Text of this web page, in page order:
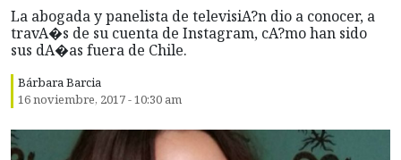
La abogada y panelista de televisiA?n dio a conocer, a
travA�s de su cuenta de Instagram, cA?mo han sido
sus dA�as fuera de Chile.
Bárbara Barcia
16 noviembre, 2017 - 10:30 am